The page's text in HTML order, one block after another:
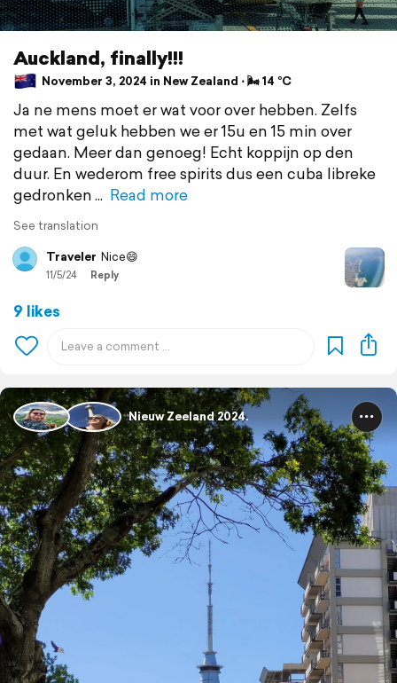
Auckland, finally!!!
November 3, 2024 in New Zealand ⋅ 🌬 14 °C
Ja ne mens moet er wat voor over hebben. Zelfs
met wat geluk hebben we er 15u en 15 min over
gedaan. Meer dan genoeg! Echt koppijn op den
duur. En wederom free spirits dus een cuba libreke
gedronken
Read more
See translation
Traveler Nice😄
11/5/24 Reply
9 likes
Nieuw Zeeland 2024.